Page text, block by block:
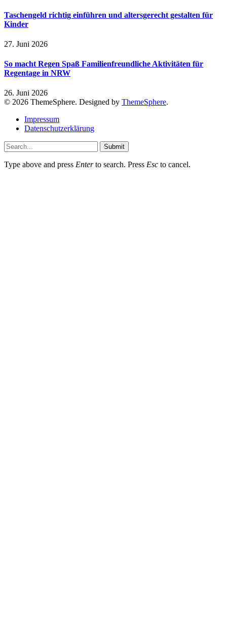
Taschengeld richtig einführen und altersgerecht gestalten für
Kinder
27. Juni 2026
So macht Regen Spaß Familienfreundliche Aktivitäten für
Regentage in NRW
26. Juni 2026
© 2026 ThemeSphere. Designed by ThemeSphere.
Impressum
Datenschutzerklärung
Submit
Type above and press Enterto search. Press Esc to cancel.